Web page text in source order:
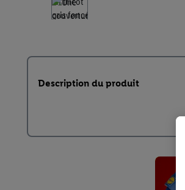
Description du produit